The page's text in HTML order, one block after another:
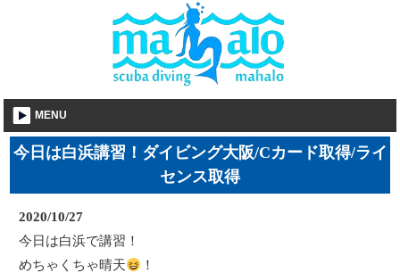
MENU
今日は白浜講習！ダイビング大阪/Cカード取得/ライ
センス取得
2020/10/27
今日は白浜で講習！
めちゃくちゃ晴天
！